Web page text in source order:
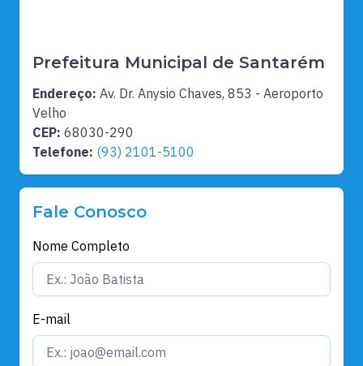
Prefeitura Municipal de Santarém
Endereço: Av. Dr. Anysio Chaves, 853 - Aeroporto
Velho
CEP: 68030-290
Telefone: (93) 2101-5100
Fale Conosco
Nome Completo
E-mail